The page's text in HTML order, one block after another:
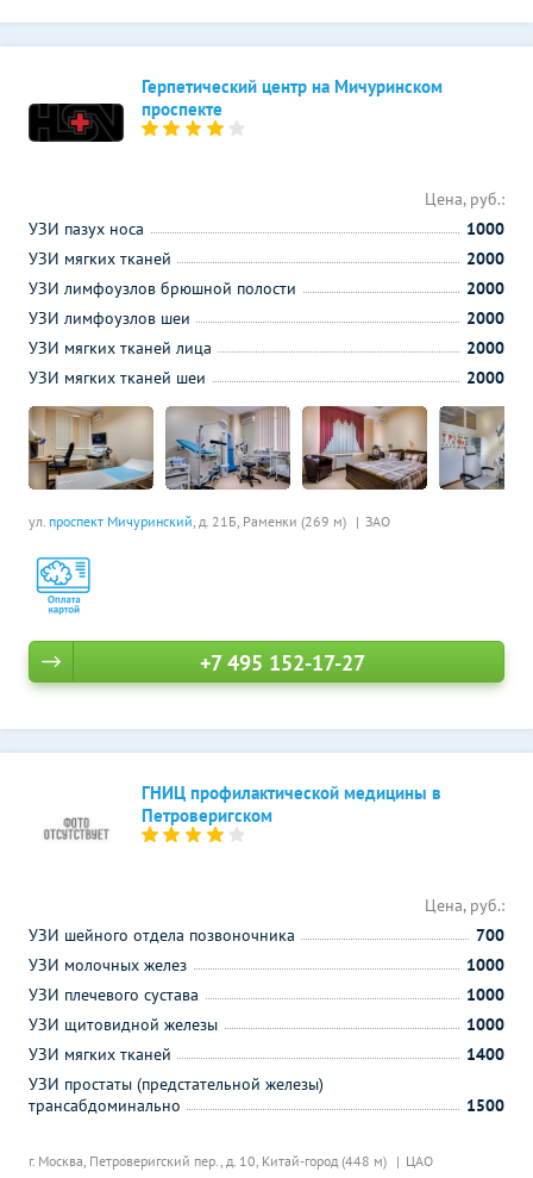
Герпетический центр на Мичуринском
проспекте
ул. проспект Мичуринский, д. 21Б, Раменки (269 м) ЗАО
Цена, руб.:
УЗИ пазух носа
1000
УЗИ мягких тканей
2000
УЗИ лимфоузлов брюшной полости
2000
УЗИ лимфоузлов шеи
2000
УЗИ мягких тканей лица
2000
УЗИ мягких тканей шеи
2000
+7 495 152-17-27
ГНИЦ профилактической медицины в
Петроверигском
г. Москва, Петроверигский пер., д. 10, Китай-город (448 м) ЦАО
Цена, руб.:
УЗИ шейного отдела позвоночника
700
УЗИ молочных желез
1000
УЗИ плечевого сустава
1000
УЗИ щитовидной железы
1000
УЗИ мягких тканей
1400
УЗИ простаты (предстательной железы)
трансабдоминально
1500